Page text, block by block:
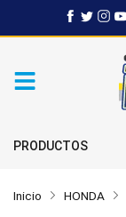
PRODUCTOS
Inicio HONDA